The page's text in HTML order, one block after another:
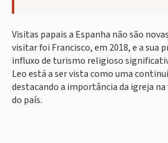
Visitas papais a Espanha não são
visitar foi Francisco, em 2018, e a sua
influxo de turismo religioso
Leo está a ser vista como uma
destacando a importância da igreja
do país.